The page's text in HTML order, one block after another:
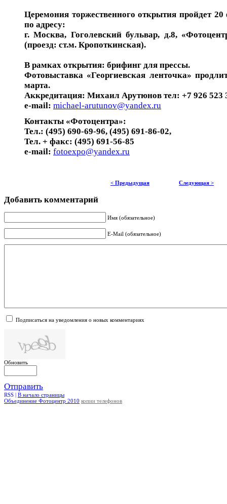
Церемония торжественного открытия пройдет
по адресу:
г. Москва, Гоголевский бульвар, д.8,
(проезд: ст.м. Кропоткинская).
В рамках открытия: брифинг для прессы.
Фотовыставка «Георгиевская ленточка»
марта.
Аккредитация: Михаил Арутюнов тел: +7 926 523
e-mail: michael-arutunov@yandex.ru
Контакты «Фотоцентра»:
Тел.: (495) 690-69-96, (495) 691-86-02,
Тел. + факс: (495) 691-56-85
e-mail: fotoexpo@yandex.ru
< Предыдущая Следующая >
Добавить комментарий
Имя (обязательное)
E-Mail (обязательное)
Подписаться на уведомления о новых комментариях
Обновить
Отправить
RSS | В начало страницы
Объединение Фотоцентр 2010 копии телефонов